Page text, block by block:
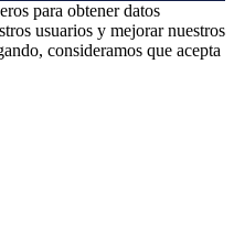
para obtener datos
usuarios y mejorar nuestros
consideramos que acepta